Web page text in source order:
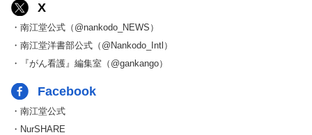
X
・南江堂公式（@nankodo_NEWS）
・南江堂洋書部公式（@Nankodo_Intl）
・『がん看護』編集室（@gankango）
Facebook
・南江堂公式
・NurSHARE